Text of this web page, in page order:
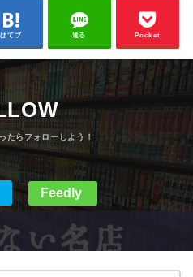
はてブ 送る Pocket
Feedly